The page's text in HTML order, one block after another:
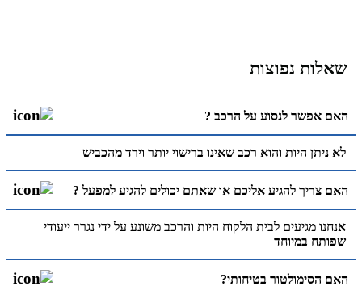
שאלות נפוצות
האם אפשר לנסוע על הרכב ?
לא ניתן היות והוא רכב שאינו ברישוי יותר וירד מהכביש
האם צריך להגיע אליכם או שאתם יכולים להגיע למפעל ?
אנחנו מגיעים לבית הלקוח היות והרכב משונע על ידי נגרר ייעודי
שפותח במיוחד
האם הסימולטור בטיחותי?